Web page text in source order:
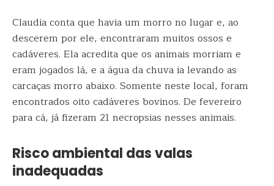
Claudia conta que havia um morro no lugar e, ao
descerem por ele, encontraram muitos ossos e
cadáveres. Ela acredita que os animais morriam e
eram jogados lá, e a água da chuva ia levando as
carcaças morro abaixo. Somente neste local, foram
encontrados oito cadáveres bovinos. De fevereiro
para cá, já fizeram 21 necropsias nesses animais.
Risco ambiental das valas
inadequadas